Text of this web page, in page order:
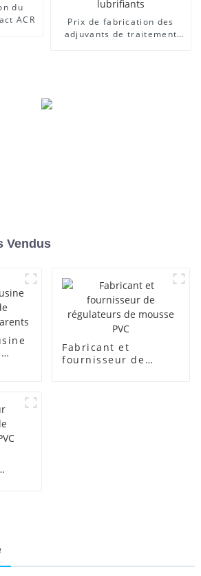
du
ACR
Prix ​​de fabrication des
adjuvants de traitement
Vendus
Fabricant et
fournisseur de